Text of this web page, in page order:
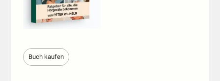
Buch kaufen